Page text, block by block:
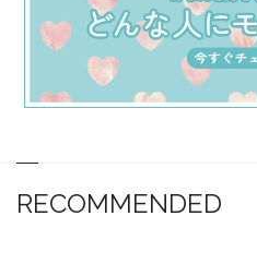
RECOMMENDED